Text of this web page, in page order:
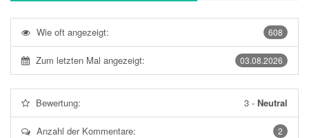
608
Wie oft angezeigt:
03.08.2026
Zum letzten Mal angezeigt:
Bewertung: 3 - Neutral
2
Anzahl der Kommentare: